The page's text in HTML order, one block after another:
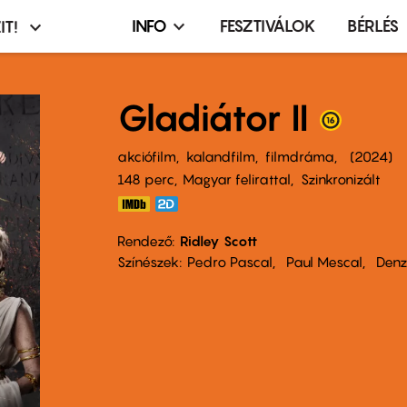
Infó,
terembérlés
menü
INFO FESZTIVÁLOK BÉRLÉS
Gladiátor II
akciófilm kalandfilm filmdráma
2024
148 perc,
Magyar felirattal Szinkronizált
Rendező Ridley Scott
Színészek
Pedro Pascal Paul Mescal